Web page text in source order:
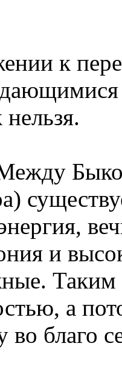
к
и
Таким
а
во благо